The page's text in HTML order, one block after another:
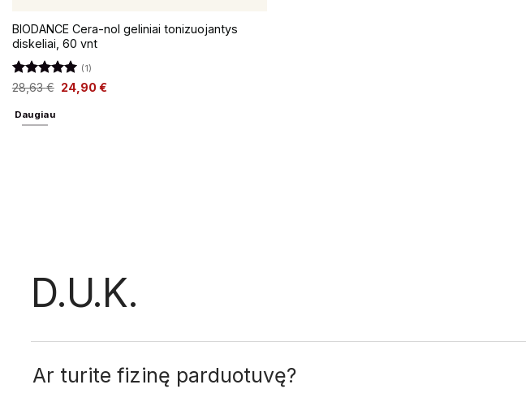
BIODANCE Cera-nol geliniai tonizuojantys
diskeliai, 60 vnt
Įvertinimas:
(1)
28,63€ 24,90€
Daugiau
D.U.K.
Ar turite fizinę parduotuvę?